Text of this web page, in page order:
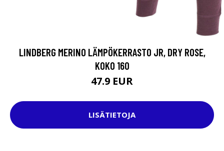
LINDBERG MERINO LÄMPÖKERRASTO JR, DRY ROSE,
KOKO 160
47.9 EUR
LISÄTIETOJA